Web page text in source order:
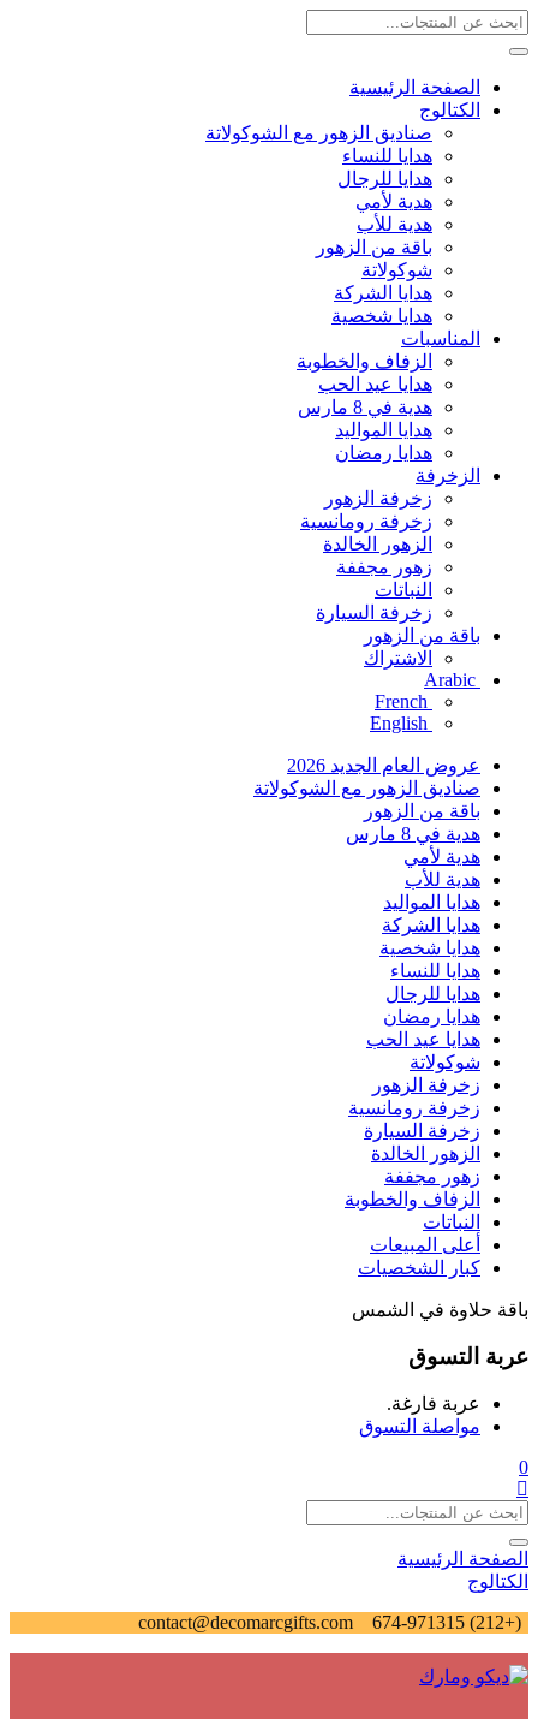
الصفحة الرئيسية
الكتالوج
صناديق الزهور مع الشوكولاتة
هدايا للنساء
هدايا للرجال
هدية لأمي
هدية للأب
باقة من الزهور
شوكولاتة
هدايا الشركة
هدايا شخصية
المناسبات
الزفاف والخطوبة
هدايا عيد الحب
هدية في 8 مارس
هدايا المواليد
هدايا رمضان
الزخرفة
زخرفة الزهور
زخرفة رومانسية
الزهور الخالدة
زهور مجففة
النباتات
زخرفة السيارة
باقة من الزهور
الاشتراك
Arabic
French
English
عروض العام الجديد 2026
صناديق الزهور مع الشوكولاتة
باقة من الزهور
هدية في 8 مارس
هدية لأمي
هدية للأب
هدايا المواليد
هدايا الشركة
هدايا شخصية
هدايا للنساء
هدايا للرجال
هدايا رمضان
هدايا عيد الحب
شوكولاتة
زخرفة الزهور
زخرفة رومانسية
زخرفة السيارة
الزهور الخالدة
زهور مجففة
الزفاف والخطوبة
النباتات
أعلى المبيعات
كبار الشخصيات
باقة حلاوة في الشمس
عربة التسوق
عربة فارغة.
مواصلة التسوق
0
الصفحة الرئيسية
الكتالوج
(+212) 674-971315
contact@decomarcgifts.com